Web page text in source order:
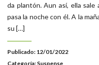
da plantón. Aun así, ella
pasa la noche con él. A la
su […]
Publicado: 12/01/2022
Categoría: Suspense